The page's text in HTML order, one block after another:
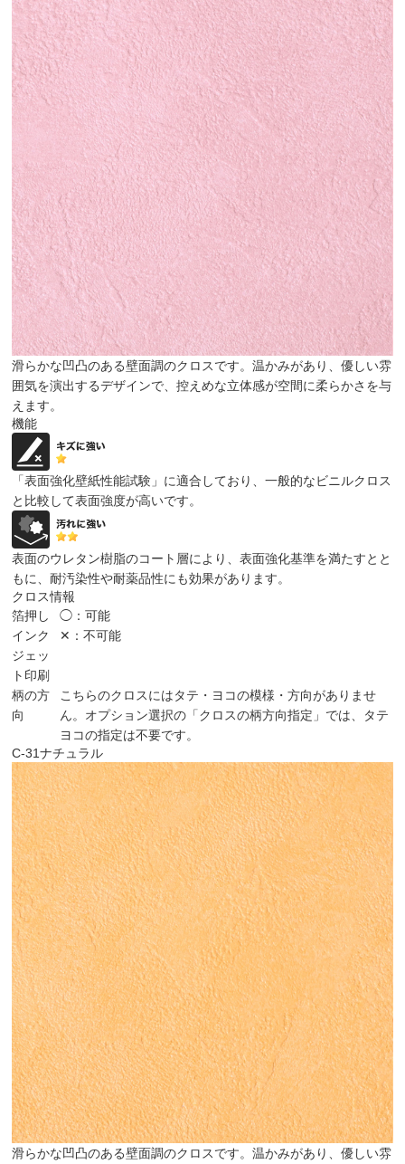
滑らかな凹凸のある壁面調のクロスです。温かみがあり、優しい雰
囲気を演出するデザインで、控えめな立体感が空間に柔らかさを与
えます。
機能
「表面強化壁紙性能試験」に適合しており、一般的なビニルクロス
と比較して表面強度が高いです。
表面のウレタン樹脂のコート層により、表面強化基準を満たすとと
もに、耐汚染性や耐薬品性にも効果があります。
クロス情報
箔押し
◯：可能
インク
ジェッ
ト印刷
✕：不可能
柄の方
向
こちらのクロスにはタテ・ヨコの模様・方向がありませ
ん。オプション選択の「クロスの柄方向指定」では、タテ
ヨコの指定は不要です。
C-31ナチュラル
滑らかな凹凸のある壁面調のクロスです。温かみがあり、優しい雰